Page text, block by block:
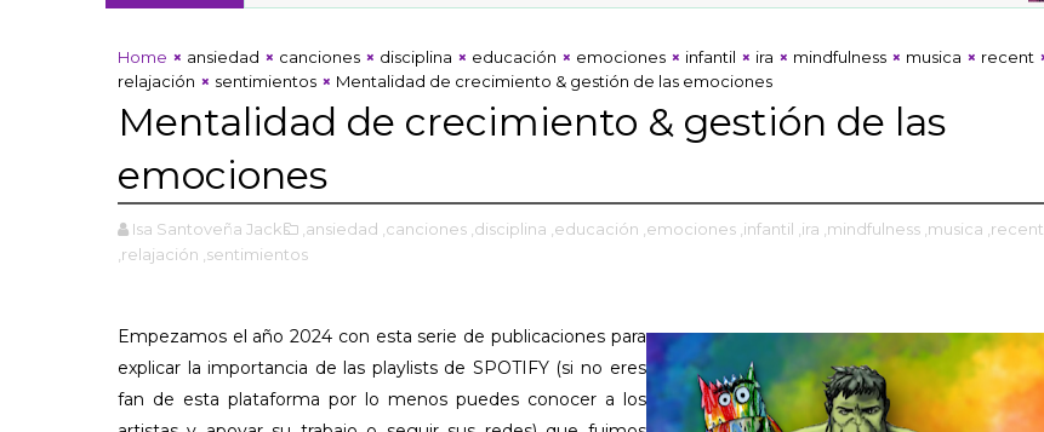
Home ansiedad canciones disciplina educación emociones infantil ira mindfulness musica
recent
relajación
sentimientos Mentalidad de crecimiento & gestión de las emociones
Mentalidad de crecimiento & gestión de las
emociones
Isa Santoveña Jacks ,ansiedad ,canciones ,disciplina ,educación ,emociones ,infantil ,ira ,mindfulness ,musica ,recent
,relajación ,sentimientos
Empezamos el año 2024 con esta serie de publicaciones para
explicar la importancia de las playlists de SPOTIFY (si no eres
fan de esta plataforma por lo menos puedes conocer a los